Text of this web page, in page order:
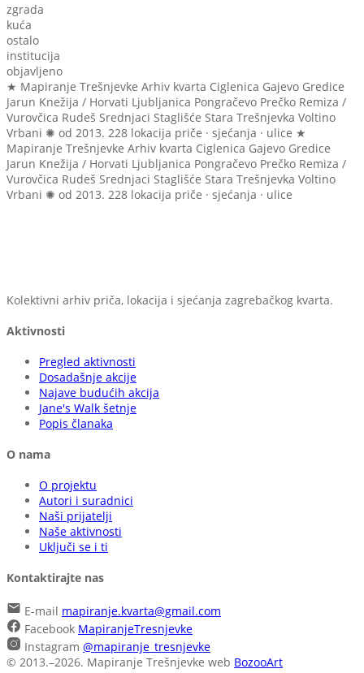
zgrada
kuća
ostalo
institucija
objavljeno
★ Mapiranje Trešnjevke Arhiv kvarta Ciglenica Gajevo Gredice
Jarun Knežija / Horvati Ljubljanica Pongračevo Prečko Remiza /
Vurovčica Rudeš Srednjaci Staglišće Stara Trešnjevka Voltino
Vrbani ✺ od 2013. 228 lokacija priče · sjećanja · ulice ★
Mapiranje Trešnjevke Arhiv kvarta Ciglenica Gajevo Gredice
Jarun Knežija / Horvati Ljubljanica Pongračevo Prečko Remiza /
Vurovčica Rudeš Srednjaci Staglišće Stara Trešnjevka Voltino
Vrbani ✺ od 2013. 228 lokacija priče · sjećanja · ulice
Kolektivni arhiv priča, lokacija i sjećanja zagrebačkog kvarta.
Aktivnosti
Pregled aktivnosti
Dosadašnje akcije
Najave budućih akcija
Jane's Walk šetnje
Popis članaka
O nama
O projektu
Autori i suradnici
Naši prijatelji
Naše aktivnosti
Uključi se i ti
Kontaktirajte nas
E-mail mapiranje.kvarta@gmail.com
Facebook MapiranjeTresnjevke
Instagram @mapiranje_tresnjevke
© 2013.–2026. Mapiranje Trešnjevke web BozooArt